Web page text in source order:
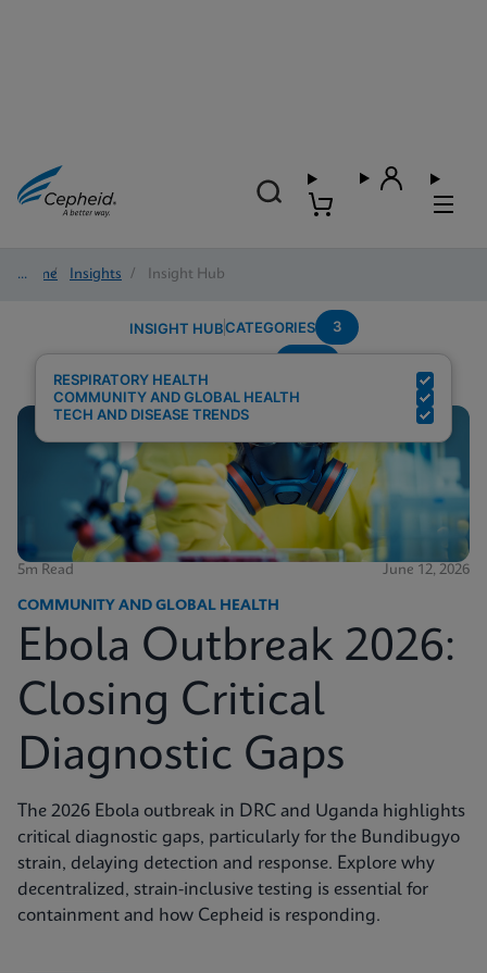
Home/ Insights / Insight Hub
INSIGHT HUBCATEGORIES 3
RESPIRATORY HEALTH
COMMUNITY AND GLOBAL HEALTH
TECH AND DISEASE TRENDS
5m Read June 12, 2026
COMMUNITY AND GLOBAL HEALTH
Ebola Outbreak 2026:
Closing Critical
Diagnostic Gaps
The 2026 Ebola outbreak in DRC and Uganda highlights
critical diagnostic gaps, particularly for the Bundibugyo
strain, delaying detection and response. Explore why
decentralized, strain-inclusive testing is essential for
containment and how Cepheid is responding.